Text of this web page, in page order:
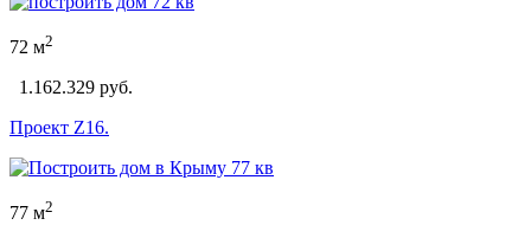
72 м2
1.162.329 руб.
Проект Z16.
77 м2